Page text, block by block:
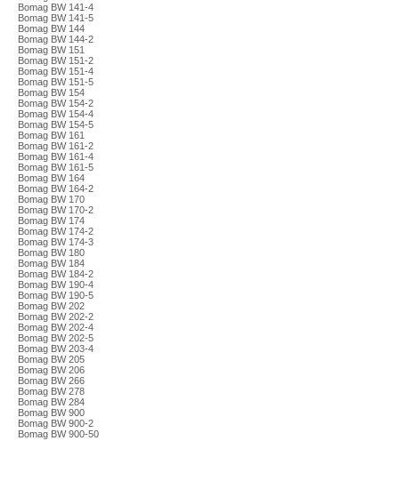
Bomag BW 141-4
Bomag BW 141-5
Bomag BW 144
Bomag BW 144-2
Bomag BW 151
Bomag BW 151-2
Bomag BW 151-4
Bomag BW 151-5
Bomag BW 154
Bomag BW 154-2
Bomag BW 154-4
Bomag BW 154-5
Bomag BW 161
Bomag BW 161-2
Bomag BW 161-4
Bomag BW 161-5
Bomag BW 164
Bomag BW 164-2
Bomag BW 170
Bomag BW 170-2
Bomag BW 174
Bomag BW 174-2
Bomag BW 174-3
Bomag BW 180
Bomag BW 184
Bomag BW 184-2
Bomag BW 190-4
Bomag BW 190-5
Bomag BW 202
Bomag BW 202-2
Bomag BW 202-4
Bomag BW 202-5
Bomag BW 203-4
Bomag BW 205
Bomag BW 206
Bomag BW 266
Bomag BW 278
Bomag BW 284
Bomag BW 900
Bomag BW 900-2
Bomag BW 900-50